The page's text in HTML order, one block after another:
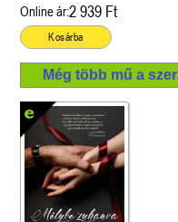
Online ár:2 939 Ft
Kosárba
Még több mű a